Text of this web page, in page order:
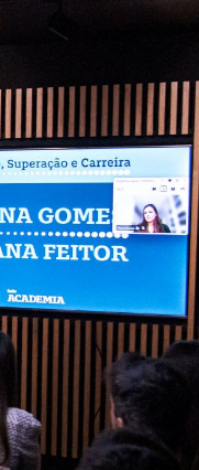
Olímpicos